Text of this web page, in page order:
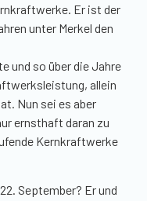
Er ist der
unter Merkel den
und so über die Jahre
allein
Nun sei es aber
ernsthaft daran zu
Kernkraftwerke
September? Er und